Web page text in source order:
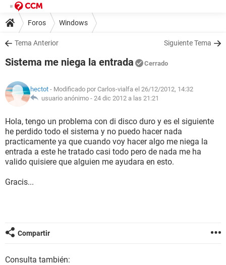
Foros Windows
Tema Anterior Siguiente Tema
Sistema me niega la entrada Cerrado
hectot - Modificado por Carlos-vialfa el 26/12/2012, 14:32
usuario anónimo - 24 dic 2012 a las 21:21
Hola, tengo un problema con di disco duro y es el siguiente
he perdido todo el sistema y no puedo hacer nada
practicamente ya que cuando voy hacer algo me niega la
entrada a este he tratado casi todo pero de nada me ha
valido quisiere que alguien me ayudara en esto.
Gracis...
Compartir
Consulta también: